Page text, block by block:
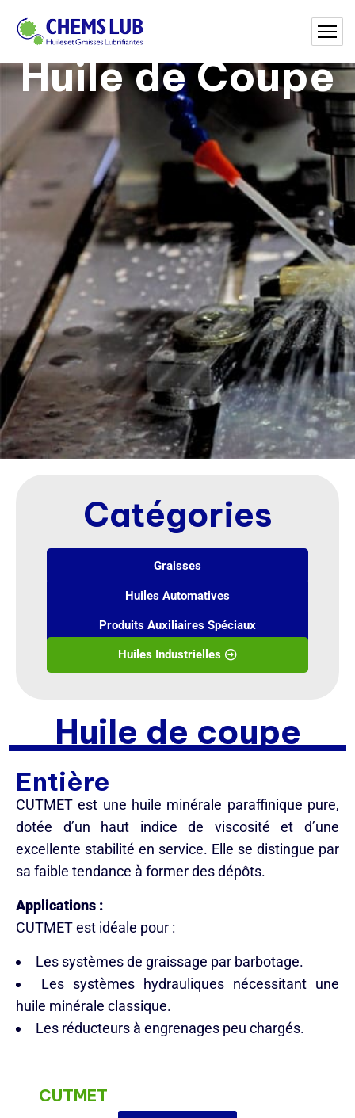
Huile de Coupe
Catégories
Graisses
Huiles Automatives
Produits Auxiliaires Spéciaux
Huiles Industrielles
Huile de coupe
Entière
CUTMET est une huile minérale paraffinique pure,
dotée d’un haut indice de viscosité et d’une
excellente stabilité en service. Elle se distingue par
sa faible tendance à former des dépôts.
Applications :
CUTMET est idéale pour :
Les systèmes de graissage par barbotage.
Les systèmes hydrauliques nécessitant une
huile minérale classique.
Les réducteurs à engrenages peu chargés.
CUTMET